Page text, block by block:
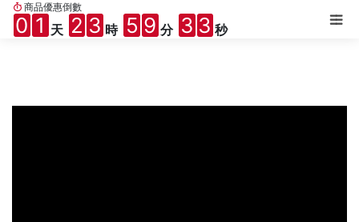
商品優惠倒數
0 1 2 3 5 9 3 1